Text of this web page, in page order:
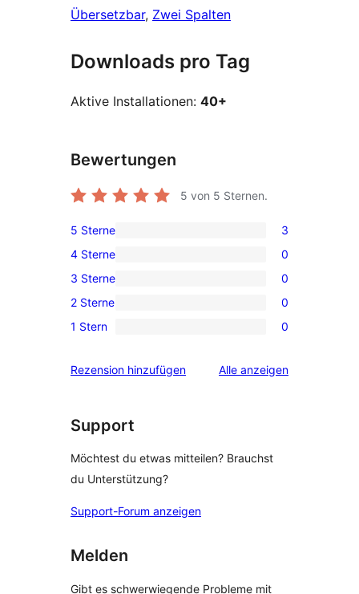
Übersetzbar, Zwei Spalten
Downloads pro Tag
Aktive Installationen: 40+
Bewertungen
5 von 5 Sternen.
3 5-
Sterne-
Rezensionen
5 Sterne 3
0 4-
Sterne-
Rezensionen
4 Sterne 0
0 3-
Sterne-
Rezensionen
3 Sterne 0
0 2-
Sterne-
2 Sterne 0
0 1-
Rezensionen
1 Stern 0
Rezension hinzufügen Alle Rezensionen
anzeigen
Support
Möchtest du etwas mitteilen? Brauchst
du Unterstützung?
Support-Forum anzeigen
Melden
Gibt es schwerwiegende Probleme mit